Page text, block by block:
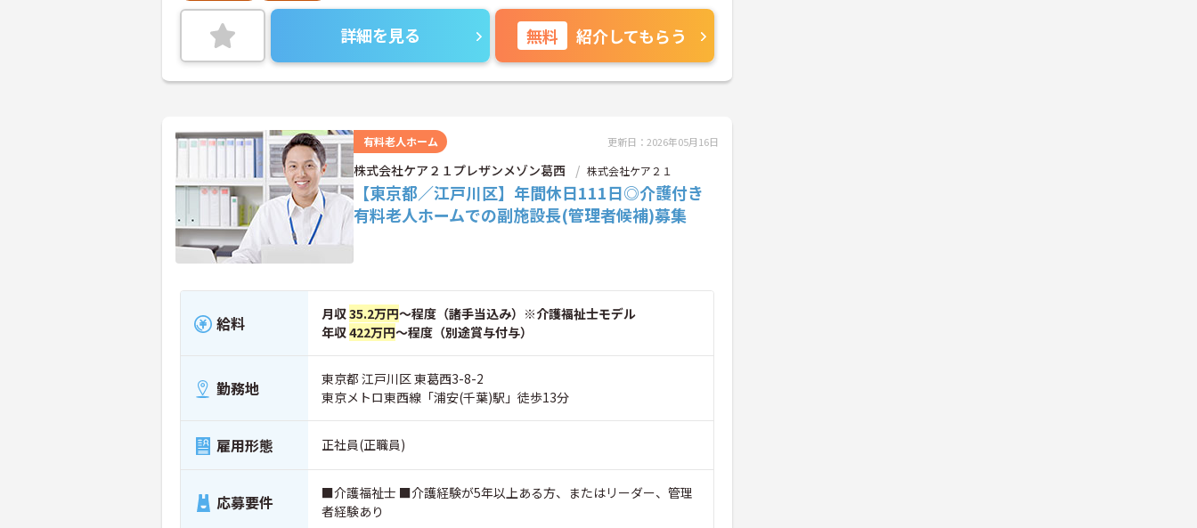
詳細を見る 無料 紹介してもらう
有料老人ホーム 更新日：2026年05月16日
株式会社ケア２１プレザンメゾン葛西 株式会社ケア２１
【東京都／江戸川区】年間休日111日◎介護付き
有料老人ホームでの副施設長(管理者候補)募集
給料 月収35.2万円～程度（諸手当込み）※介護福祉士モデル
年収422万円～程度（別途賞与付与）
勤務地
東京都 江戸川区 東葛西3-8-2
東京メトロ東西線「浦安(千葉)駅」徒歩13分
雇用形態 正社員(正職員)
応募要件
■介護福祉士 ■介護経験が5年以上ある方、またはリーダー、管理
者経験あり